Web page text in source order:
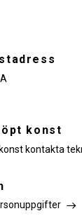
konst
kontakta